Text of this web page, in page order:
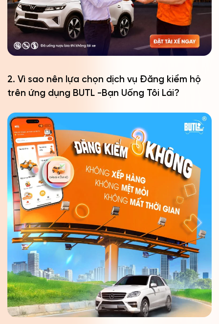
2. Vì sao nên lựa chọn dịch vụ Đăng kiểm hộ
trên ứng dụng BUTL -Bạn Uống Tôi Lái?